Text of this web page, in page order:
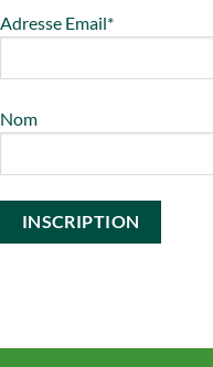
Adresse Email*
Nom